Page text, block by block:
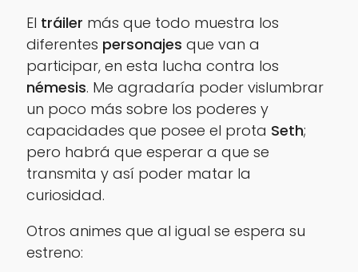
El tráiler más que todo muestra los
diferentes personajes que van a
participar, en esta lucha contra los
némesis. Me agradaría poder vislumbrar
un poco más sobre los poderes y
capacidades que posee el prota Seth;
pero habrá que esperar a que se
transmita y así poder matar la
curiosidad.
Otros animes que al igual se espera su
estreno: